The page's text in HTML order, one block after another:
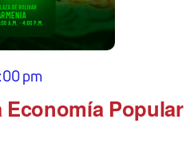
Economía Popular
pm